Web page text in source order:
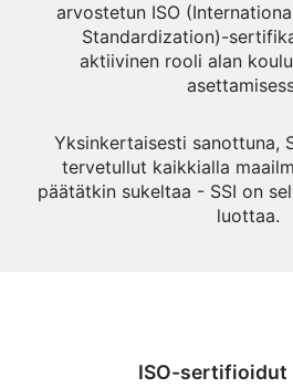
arvostetun ISO
Standardization)-
aktiivinen rooli alan
Yksinkertaisesti sanottuna,
tervetullut kaikkialla
päätätkin sukeltaa - SSI on
luottaa.
ISO-sertifioidut